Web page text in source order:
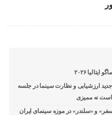
۲۰۲۶
ارزشیابی و نظارت سینما در جلسه
است نه ممیزی
و «سلندر» در موزه سینمای ایران